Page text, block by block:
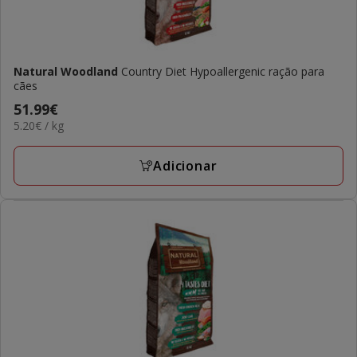
Natural Woodland Country Diet Hypoallergenic ração para
cães
Preço
51.99€
51.99€
5.20€
KG
5.20€ / kg
Adicionar